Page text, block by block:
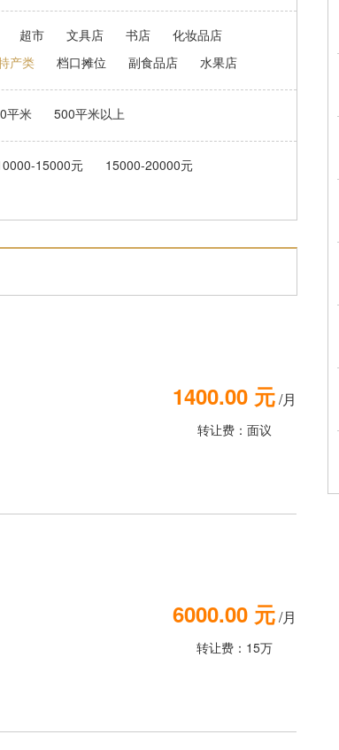
超市 文具店 书店
化妆品店
产类 档口摊位 副食品店 水果店
平米 500平米以上
15000元
15000-20000元
1400.00 元/月
转让费：面议
6000.00 元/月
转让费：15万